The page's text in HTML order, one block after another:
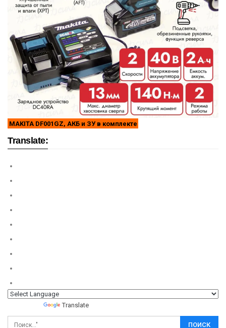
MAKITA DF001GZ, АКБ и ЗУ в комплекте
Translate:
Translate